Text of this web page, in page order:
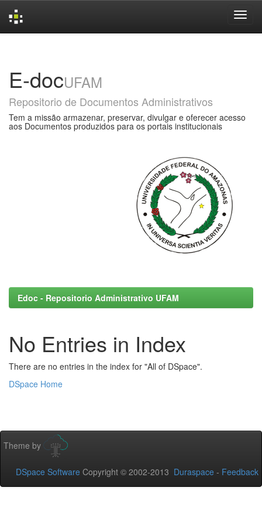
E-docUFAM
Repositorio de Documentos Administrativos
Tem a missão armazenar, preservar, divulgar e oferecer acesso
aos Documentos produzidos para os portais institucionais
Edoc - Repositorio Administrativo UFAM
No Entries in Index
There are no entries in the index for "All of DSpace".
DSpace Home
Theme by
DSpace Software Copyright © 2002-2013 Duraspace - Feedback